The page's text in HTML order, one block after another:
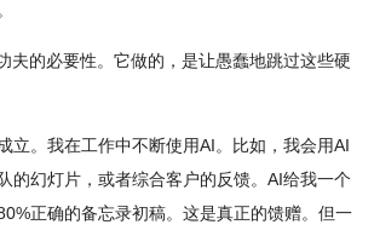
夫的必要性。它做的，是让愚蠢地跳过这些硬
立。我在工作中不断使用AI。比如，我会用AI
的幻灯片，或者综合客户的反馈。AI给我一个
正确的备忘录初稿。这是真正的馈赠。但一